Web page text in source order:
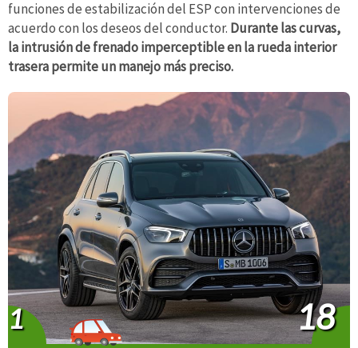
funciones de estabilización del ESP con intervenciones de
acuerdo con los deseos del conductor. Durante las curvas,
la intrusión de frenado imperceptible en la rueda interior
trasera permite un manejo más preciso.
1 18